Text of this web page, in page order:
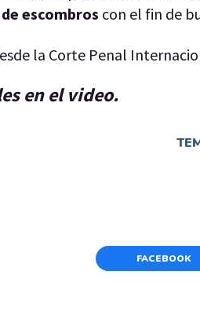
escombros con el fin de
la Corte Penal
en el video.
FACEBOOK